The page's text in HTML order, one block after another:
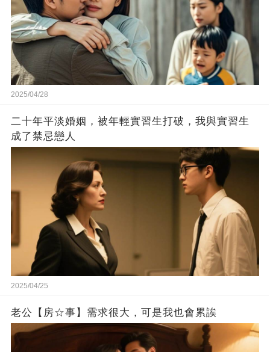
2025/04/28
二十年平淡婚姻，被年輕實習生打破，我與實習生
成了禁忌戀人
2025/04/25
老公【房☆事】需求很大，可是我也會累誒